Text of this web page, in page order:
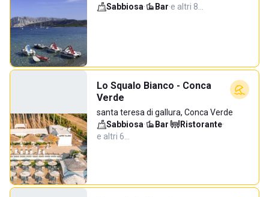
Sabbiosa· Bar·e altri 8…
Lo Squalo Bianco - Conca
Verde
santa teresa di gallura, Conca Verde
Sabbiosa· Bar· Ristorante·
e altri 6…